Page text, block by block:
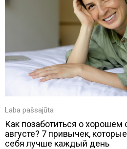
Laba pašsajūta
Как позаботиться о хорошем
августе? 7 привычек,
себя лучше каждый день